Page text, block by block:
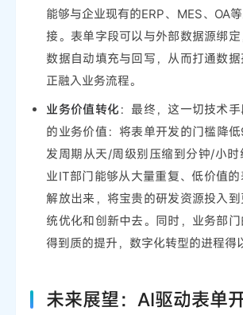
能够与企业现有的ERP、MES、OA
接。表单字段可以与外部数据源绑
数据自动填充与回写，从而打通数
正融入业务流程。
业务价值转化 ：最终，这一切技术
的业务价值：将表单开发的门槛降
发周期从天/周级别压缩到分钟/小时
业IT部门能够从大量重复、低价值
解放出来，将宝贵的研发资源投入
统优化和创新中去。同时，业务部
得到质的提升，数字化转型的进程得
未来展望：AI驱动表单